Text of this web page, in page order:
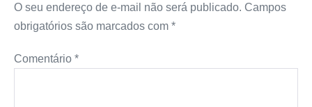
O seu endereço de e-mail não será publicado. Campos
obrigatórios são marcados com *
Comentário *